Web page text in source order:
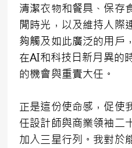
清潔衣物和餐具、保存
閒時光，以及維持人際
夠觸及如此廣泛的用戶
在AI和科技日新月異的
的機會與重責大任。
正是這份使命感，促使
任設計師與商業領袖二
加入三星行列。我對於